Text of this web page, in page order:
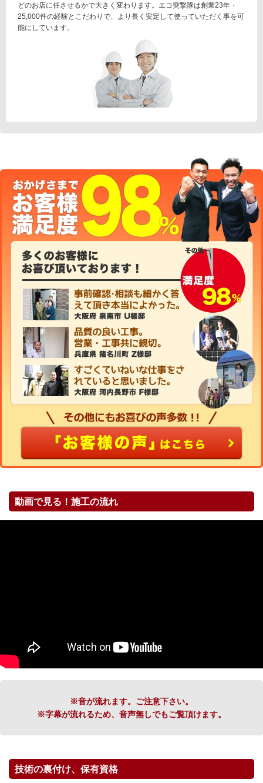
どのお店に任させるかで大きく変わります。エコ突撃隊は創業23年・
25,000件の経験とこだわりで、より長く安定して使っていただく事を可
能にしています。
動画で見る！施工の流れ
※音が流れます。ご注意下さい。
※字幕が流れるため、音声無しでもご覧頂けます。
技術の裏付け、保有資格